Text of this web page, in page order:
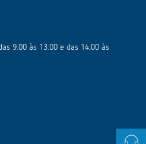
9:00 às 13:00 e das 14:00 às